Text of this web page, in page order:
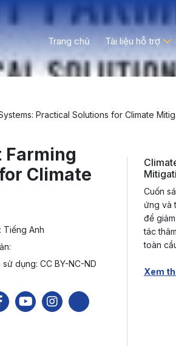
Trang chủ Tài liệu hỗ trợ
Practical Solutions for Climate
Farming
Climate
Tiếng Anh
dụng: CC BY-NC-ND
Cuốn
ứng và
để
tác
toàn
Xem